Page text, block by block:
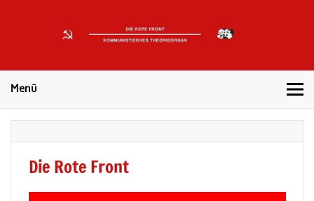
FRONT
Menü
Die Rote Front